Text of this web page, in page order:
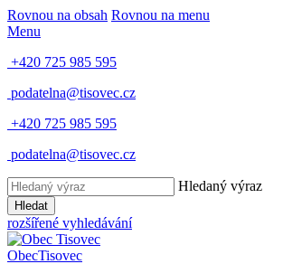
Rovnou na obsah Rovnou na menu
Menu
+420 725 985 595
podatelna@tisovec.cz
+420 725 985 595
podatelna@tisovec.cz
Hledaný výraz
Hledat
rozšířené vyhledávání
ObecTisovec